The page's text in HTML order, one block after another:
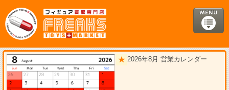
2026年8月 営業カレンダー